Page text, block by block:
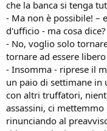
che la banca si tenga
- Ma non è possibile! –
d'ufficio - ma cosa
- No, voglio solo
tornare ad essere libero
- Insomma - riprese il
un paio di settimane in
con altri truffatori,
assassini, ci mettemmo
rinunciando al